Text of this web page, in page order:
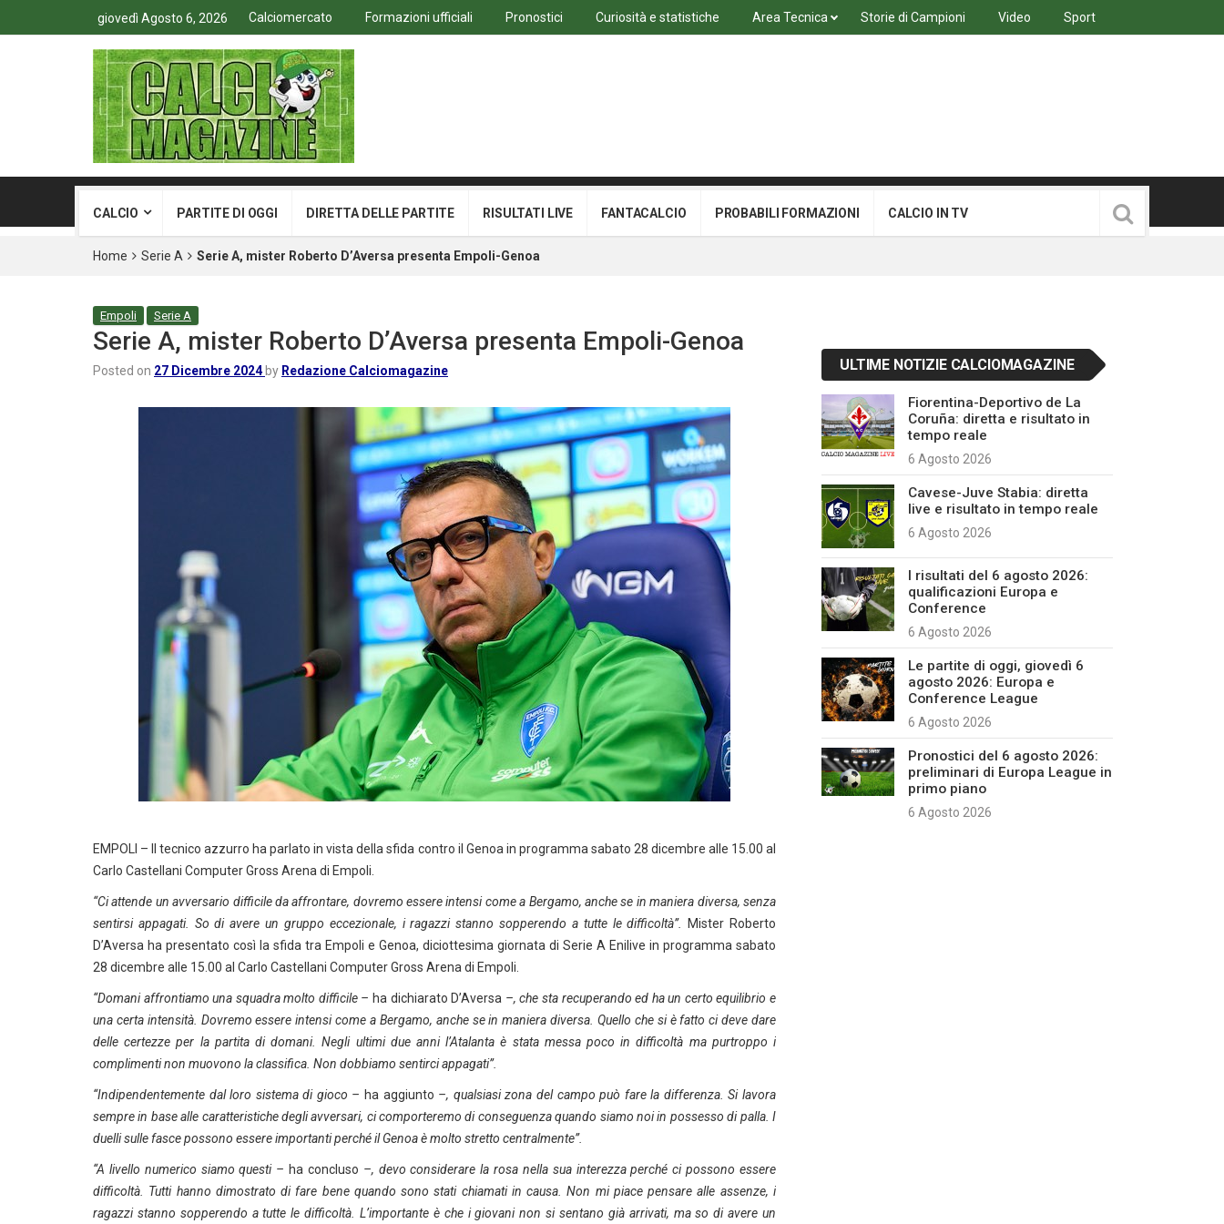
giovedì Agosto 6, 2026 Calciomercato Formazioni ufficiali Pronostici Curiosità e statistiche Area Tecnica Storie di Campioni Video Sport
CALCIO PARTITE DI OGGI DIRETTA DELLE PARTITE RISULTATI LIVE FANTACALCIO PROBABILI FORMAZIONI CALCIO IN TV
Home Serie A Serie A, mister Roberto D’Aversa presenta Empoli-Genoa
Empoli Serie A
Serie A, mister Roberto D’Aversa presenta Empoli-Genoa
Posted on 27 Dicembre 2024 by Redazione Calciomagazine
EMPOLI – Il tecnico azzurro ha parlato in vista della sfida contro il Genoa in programma sabato 28 dicembre alle 15.00 al
Carlo Castellani Computer Gross Arena di Empoli.
“Ci attende un avversario difficile da affrontare, dovremo essere intensi come a Bergamo, anche se in maniera diversa, senza
sentirsi appagati. So di avere un gruppo eccezionale, i ragazzi stanno sopperendo a tutte le difficoltà”.
Mister Roberto
D’Aversa ha presentato così la sfida tra Empoli e Genoa, diciottesima giornata di Serie A Enilive in programma sabato
28 dicembre alle 15.00 al Carlo Castellani Computer Gross Arena di Empoli.
“Domani affrontiamo una squadra molto difficile – ha dichiarato D’Aversa –, che sta recuperando ed ha un certo equilibrio e
una certa intensità. Dovremo essere intensi come a Bergamo, anche se in maniera diversa. Quello che si è fatto ci deve dare
delle certezze per la partita di domani. Negli ultimi due anni l’Atalanta è stata messa poco in difficoltà ma purtroppo i
complimenti non muovono la classifica. Non dobbiamo sentirci appagati”.
“Indipendentemente dal loro sistema di gioco – ha aggiunto –, qualsiasi zona del campo può fare la differenza. Si lavora
sempre in base alle caratteristiche degli avversari, ci comporteremo di conseguenza quando siamo noi in possesso di palla. I
duelli sulle fasce possono essere importanti perché il Genoa è molto stretto centralmente”.
“A livello numerico siamo questi – ha concluso –, devo considerare la rosa nella sua interezza perché ci possono essere
difficoltà. Tutti hanno dimostrato di fare bene quando sono stati chiamati in causa. Non mi piace pensare alle assenze, i
ragazzi stanno sopperendo a tutte le difficoltà. L’importante è che i giovani non si sentano già arrivati, ma so di avere un
ULTIME NOTIZIE CALCIOMAGAZINE
Fiorentina-Deportivo de La
Coruña: diretta e risultato in
tempo reale
6 Agosto 2026
Cavese-Juve Stabia: diretta
live e risultato in tempo reale
6 Agosto 2026
I risultati del 6 agosto 2026:
qualificazioni Europa e
Conference
6 Agosto 2026
Le partite di oggi, giovedì 6
agosto 2026: Europa e
Conference League
6 Agosto 2026
Pronostici del 6 agosto 2026:
preliminari di Europa League in
primo piano
6 Agosto 2026